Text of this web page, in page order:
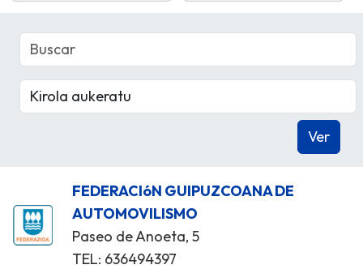
FEDERACIóN GUIPUZCOANA DE
AUTOMOVILISMO
Paseo de Anoeta, 5
TEL: 636494397